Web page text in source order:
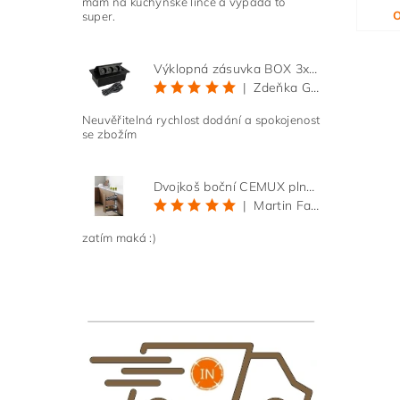
super.
Výklopná zásuvka BOX 3x 230V s 3m kabelem - černá
|
Zdeňka Gold
Neuvěřitelná rychlost dodání a spokojenost
se zbožím
Dvojkoš boční CEMUX plné dno 3D, s tlumením antracit 200 mm
|
Martin Faltus
zatím maká :)